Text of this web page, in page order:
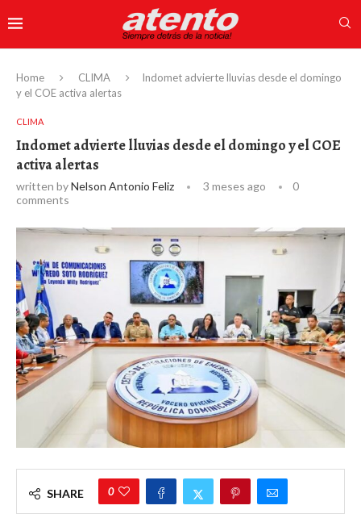
Home CLIMA
Indomet advierte lluvias desde el domingo
y el COE activa alertas
CLIMA
Indomet advierte lluvias desde el domingo y el COE
activa alertas
written byNelson Antonio Feliz 3 meses ago
0
comments
SHARE 0